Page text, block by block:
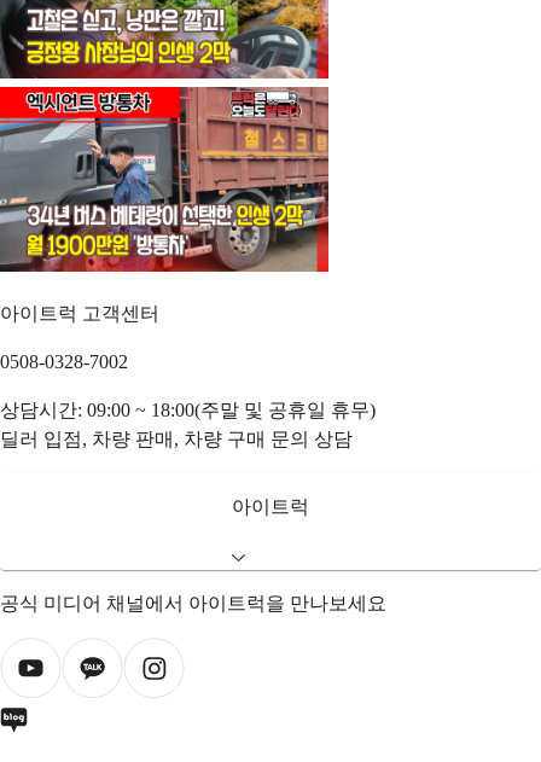
아이트럭 고객센터
0508-0328-7002
상담시간: 09:00 ~ 18:00(주말 및 공휴일 휴무)
딜러 입점, 차량 판매, 차량 구매 문의 상담
아이트럭
공식 미디어 채널에서 아이트럭을 만나보세요